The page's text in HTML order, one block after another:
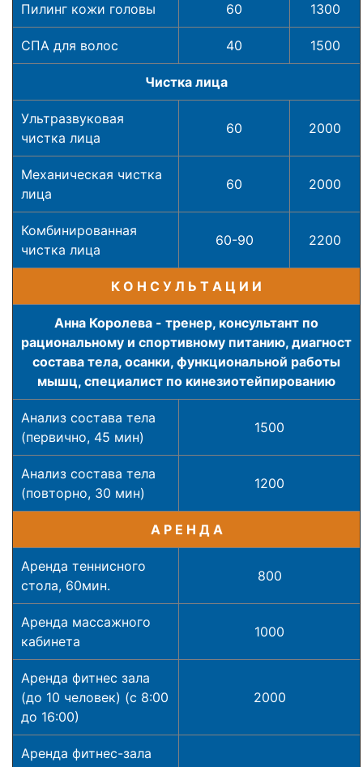
Пилинг кожи головы 60 1300
СПА для волос 40 1500
Чистка лица
Ультразвуковая
чистка лица
60 2000
Механическая чистка
лица
60 2000
Комбинированная
чистка лица
60-90 2200
К О Н С У Л Ь Т А Ц И И
Анна Королева - тренер, консультант по
рациональному и спортивному питанию, диагност
состава тела, осанки, функциональной работы
мышц, специалист по кинезиотейпированию
Анализ состава тела
(первично, 45 мин)
1500
Анализ состава тела
(повторно, 30 мин)
1200
А Р Е Н Д А
Аренда теннисного
стола, 60мин.
800
Аренда массажного
кабинета
1000
Аренда фитнес зала
(до 10 человек) (с 8:00
до 16:00)
2000
Аренда фитнес-зала